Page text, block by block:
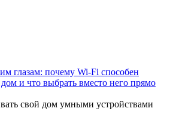
глазам: почему Wi-Fi способен
и что выбрать вместо него прямо
свой дом умными устройствами